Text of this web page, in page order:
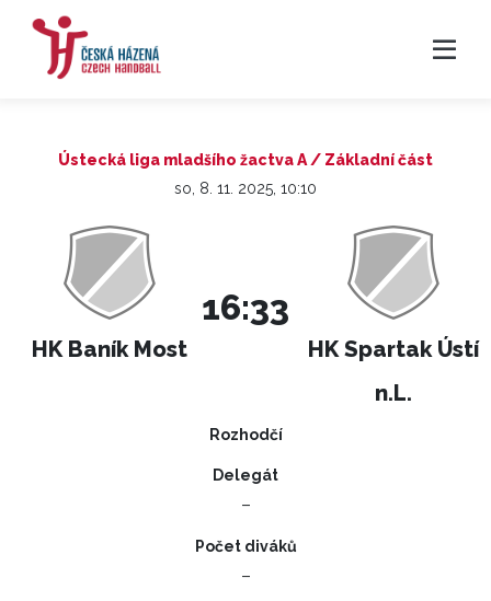
Ústecká liga mladšího žactva A / Základní část
so, 8. 11. 2025, 10:10
HK Baník Most
16:33
HK Spartak Ústí
n.L.
Rozhodčí
Delegát
–
Počet diváků
–